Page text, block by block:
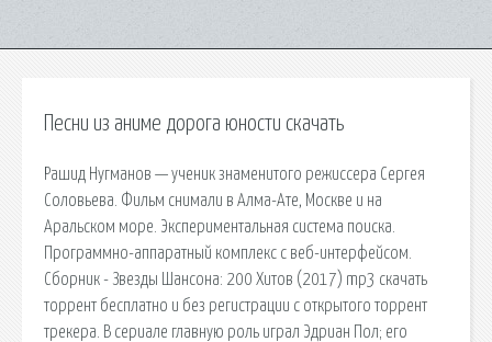
Песни из аниме дорога юности скачать
Рашид Нугманов — ученик знаменитого режиссера Сергея
Соловьева. Фильм снимали в Алма-Ате, Москве и на
Аральском море. Экспериментальная система поиска.
Программно-аппаратный комплекс с веб-интерфейсом.
Сборник - Звезды Шансона: 200 Хитов (2017) mp3 скачать
торрент бесплатно и без регистрации с открытого торрент
трекера. В сериале главную роль играл Эдриан Пол; его